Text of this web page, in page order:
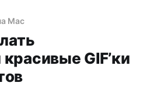
Mac
GIF’ки